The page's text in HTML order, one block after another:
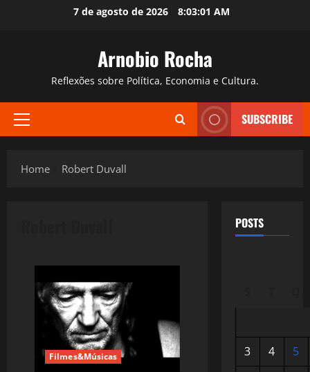
7 de agosto de 2026 8:03:03 AM
Arnobio Rocha
Reflexões sobre Política, Economia e Cultura.
Primary
SUBSCRIBE
Home Robert Duvall
Filmes&Músicas
POSTS
3 4
5